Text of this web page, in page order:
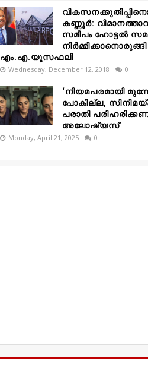
കണ്ണൂർ:
സമീപം ഹോട്ടൽ
നിർമ്മിക്കാനൊരുങ്ങി
എം.എ.യൂസഫലി
Wednesday, December 12, 2018 0
‘നിയമപരമായി
പോകില്ല,
പരാതി
അലോഷ്യസ്
Monday, April 21, 2025 0